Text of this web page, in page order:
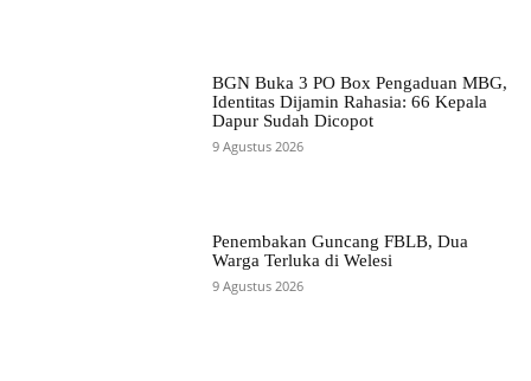
BGN Buka 3 PO Box Pengaduan MBG,
Identitas Dijamin Rahasia: 66 Kepala
Dapur Sudah Dicopot
9 Agustus 2026
Penembakan Guncang FBLB, Dua
Warga Terluka di Welesi
9 Agustus 2026